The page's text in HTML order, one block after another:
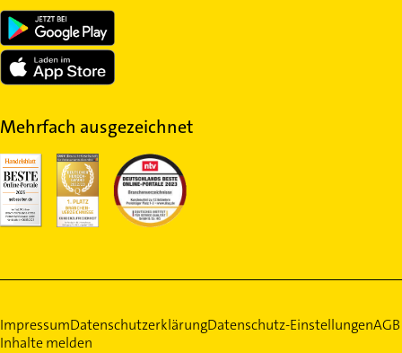
Mehrfach ausgezeichnet
ImpressumDatenschutzerklärungDatenschutz-EinstellungenAGB
Inhalte melden